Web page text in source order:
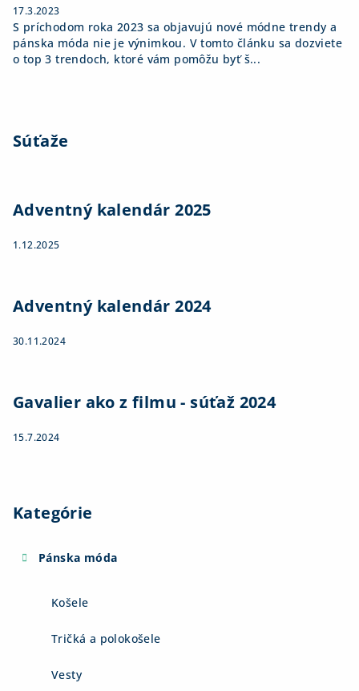
17.3.2023
S príchodom roka 2023 sa objavujú nové módne trendy a
pánska móda nie je výnimkou. V tomto článku sa dozviete
o top 3 trendoch, ktoré vám pomôžu byť š...
Súťaže
Adventný kalendár 2025
1.12.2025
Adventný kalendár 2024
30.11.2024
Gavalier ako z filmu - súťaž 2024
15.7.2024
Kategórie
Pánska móda
Košele
Tričká a polokošele
Vesty